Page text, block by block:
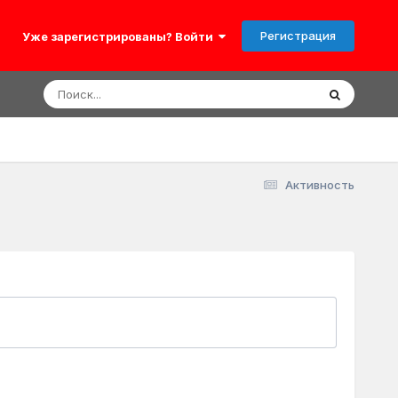
Уже зарегистрированы? Войти Регистрация
Активность